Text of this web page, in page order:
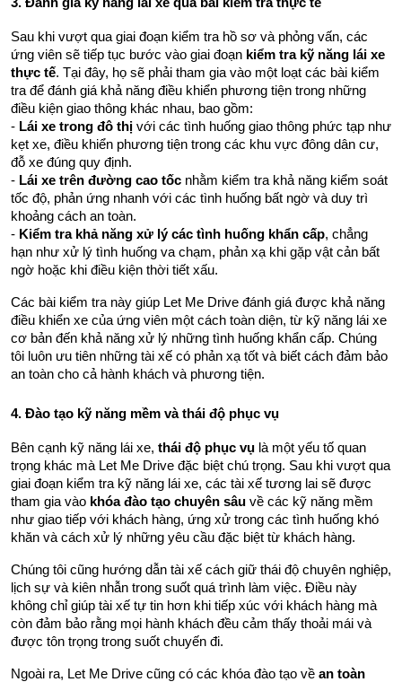
Sau khi vượt qua giai đoạn kiểm tra hồ sơ và phỏng vấn, các
ứng viên sẽ tiếp tục bước vào giai đoạn kiểm tra kỹ năng lái xe
thực tế. Tại đây, họ sẽ phải tham gia vào một loạt các bài kiểm
tra để đánh giá khả năng điều khiển phương tiện trong những
điều kiện giao thông khác nhau, bao gồm:
- Lái xe trong đô thị với các tình huống giao thông phức tạp như
kẹt xe, điều khiển phương tiện trong các khu vực đông dân cư,
đỗ xe đúng quy định.
- Lái xe trên đường cao tốc nhằm kiểm tra khả năng kiểm soát
tốc độ, phản ứng nhanh với các tình huống bất ngờ và duy trì
khoảng cách an toàn.
- Kiểm tra khả năng xử lý các tình huống khẩn cấp, chẳng
hạn như xử lý tình huống va chạm, phản xạ khi gặp vật cản bất
ngờ hoặc khi điều kiện thời tiết xấu.
Các bài kiểm tra này giúp Let Me Drive đánh giá được khả năng
điều khiển xe của ứng viên một cách toàn diện, từ kỹ năng lái xe
cơ bản đến khả năng xử lý những tình huống khẩn cấp. Chúng
tôi luôn ưu tiên những tài xế có phản xạ tốt và biết cách đảm bảo
an toàn cho cả hành khách và phương tiện.
4. Đào tạo kỹ năng mềm và thái độ phục vụ
Bên cạnh kỹ năng lái xe, thái độ phục vụ là một yếu tố quan
trọng khác mà Let Me Drive đặc biệt chú trọng. Sau khi vượt qua
giai đoạn kiểm tra kỹ năng lái xe, các tài xế tương lai sẽ được
tham gia vào khóa đào tạo chuyên sâu về các kỹ năng mềm
như giao tiếp với khách hàng, ứng xử trong các tình huống khó
khăn và cách xử lý những yêu cầu đặc biệt từ khách hàng.
Chúng tôi cũng hướng dẫn tài xế cách giữ thái độ chuyên nghiệp,
lịch sự và kiên nhẫn trong suốt quá trình làm việc. Điều này
không chỉ giúp tài xế tự tin hơn khi tiếp xúc với khách hàng mà
còn đảm bảo rằng mọi hành khách đều cảm thấy thoải mái và
được tôn trọng trong suốt chuyến đi.
Ngoài ra, Let Me Drive cũng có các khóa đào tạo về an toàn